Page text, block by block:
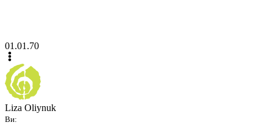
01.01.70
Liza Oliynuk
Ви: